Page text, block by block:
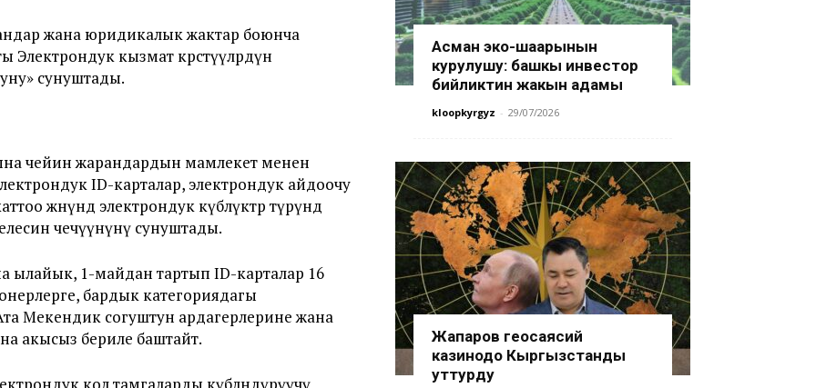
жана юридикалык жактар боюнча
кызмат көрсөтүүлөрдүн
сунуштады.
чейин жарандардын мамлекет менен
ID-карталар, электрондук айдоочу
жөнүндө электрондук күбөлүктөр түрүндө
чечүүнүнү сунуштады.
1-майдан тартып ID-карталар 16
бардык категориядагы
Ата Мекендик согуштун ардагерлерине жана
акысыз бериле баштайт.
Асман эко-шаарынын
курулушу: башкы инвестор
бийликтин жакын адамы
kloopkyrgyz - 29/07/2026
Жапаров геосаясий
казинодо Кыргызстанды
уттурду